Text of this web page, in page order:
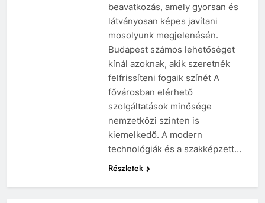
beavatkozás, amely gyorsan és
látványosan képes javítani
mosolyunk megjelenésén.
Budapest számos lehetőséget
kínál azoknak, akik szeretnék
felfrissíteni fogaik színét A
fővárosban elérhető
szolgáltatások minősége
nemzetközi szinten is
kiemelkedő. A modern
technológiák és a szakképzett…
Részletek